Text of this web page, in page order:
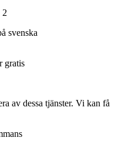
2
svenska
gratis
av dessa tjänster. Vi kan få